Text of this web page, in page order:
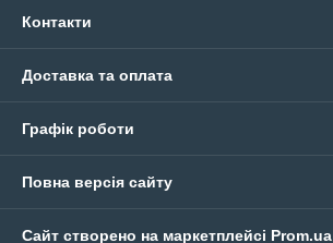
Контакти
Доставка та оплата
Графік роботи
Повна версія сайту
Сайт створено на маркетплейсі Prom.ua